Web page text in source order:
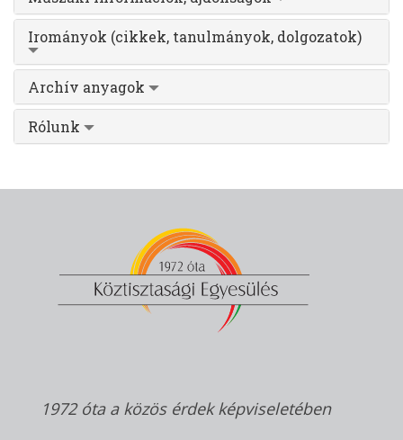
Irományok (cikkek, tanulmányok, dolgozatok)
Archív anyagok
Rólunk
1972 óta a közös érdek képviseletében